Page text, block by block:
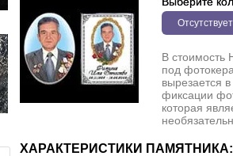
Отсутствует
В стоимость
под
вырезается
фиксации
которая
ХАРАКТЕРИСТИКИ ПАМЯТНИКА: